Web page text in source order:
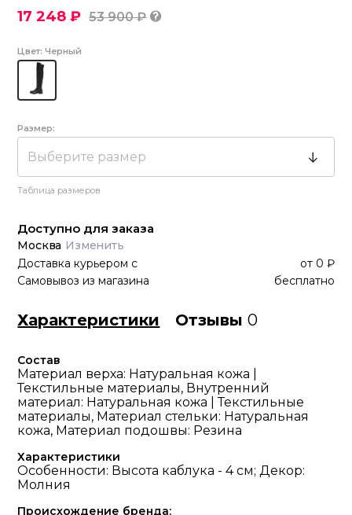
17 248 ₽ 53 900 ₽
Цвет: Черный
Размер:
Выберите размер
Таблица размеров
Доступно для заказа
Москва Изменить
Доставка курьером с от 0 ₽
Самовывоз из магазина
бесплатно
Характеристики Отзывы0
Состав
Материал верха: Натуральная кожа |
Текстильные материалы, Внутренний
материал: Натуральная кожа | Текстильные
материалы, Материал стельки: Натуральная
кожа, Материал подошвы: Резина
Характеристики
Особенности: Высота каблука - 4 см; Декор:
Молния
Происхождение бренда: